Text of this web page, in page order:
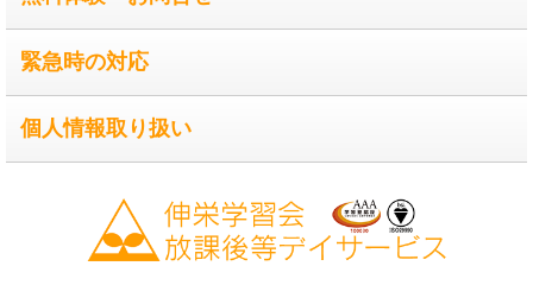
緊急時の対応
個人情報取り扱い